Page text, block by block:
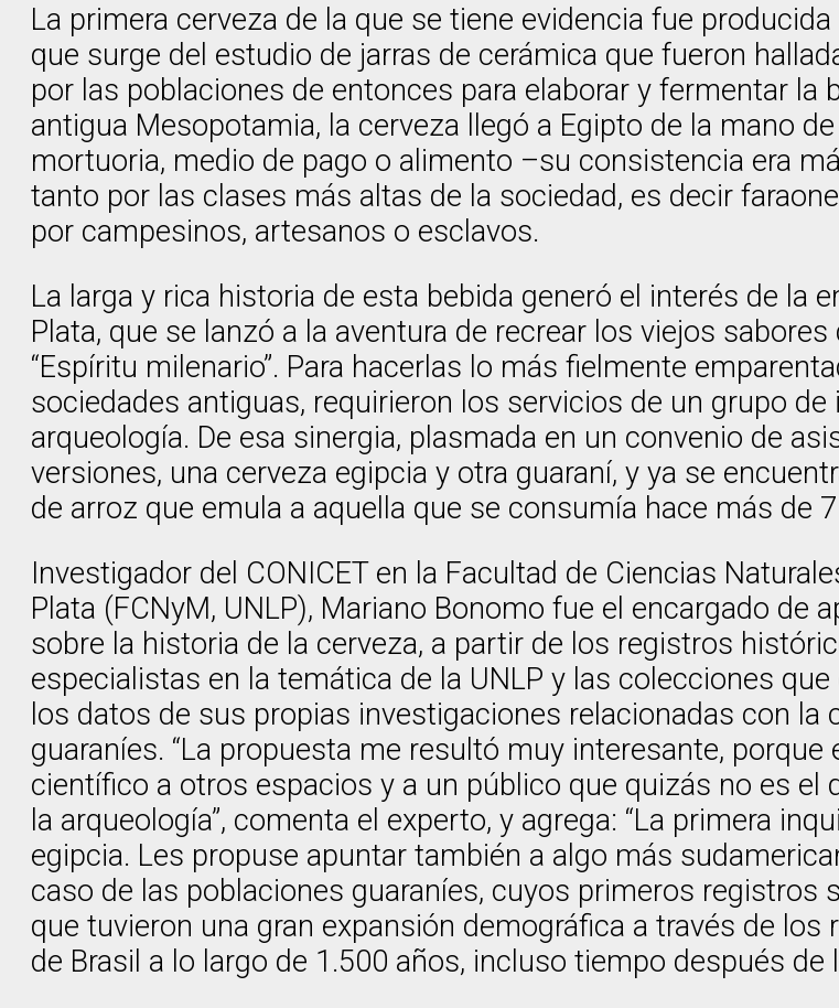
La primera cerveza de la que se tiene evidencia fue
que surge del estudio de jarras de cerámica que fueron
por las poblaciones de entonces para elaborar y fermentar
antigua Mesopotamia, la cerveza llegó a Egipto de la mano
mortuoria, medio de pago o alimento –su consistencia era
tanto por las clases más altas de la sociedad, es decir
por campesinos, artesanos o esclavos.
La larga y rica historia de esta bebida generó el interés de la
Plata, que se lanzó a la aventura de recrear los viejos
“Espíritu milenario”. Para hacerlas lo más fielmente
sociedades antiguas, requirieron los servicios de un grupo
arqueología. De esa sinergia, plasmada en un convenio de
versiones, una cerveza egipcia y otra guaraní, y ya se
de arroz que emula a aquella que se consumía hace más de
Investigador del CONICET en la Facultad de Ciencias
Plata (FCNyM, UNLP), Mariano Bonomo fue el encargado de
sobre la historia de la cerveza, a partir de los registros
especialistas en la temática de la UNLP y las colecciones
los datos de sus propias investigaciones relacionadas con la
guaraníes. “La propuesta me resultó muy interesante,
científico a otros espacios y a un público que quizás no es
la arqueología”, comenta el experto, y agrega: “La primera
egipcia. Les propuse apuntar también a algo más
caso de las poblaciones guaraníes, cuyos primeros
que tuvieron una gran expansión demográfica a través de
de Brasil a lo largo de 1.500 años, incluso tiempo después de